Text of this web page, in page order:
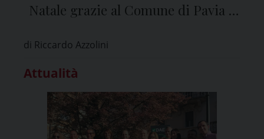
Natale grazie al Comune di Pavia e
di Riccardo Azzolini
Attualità